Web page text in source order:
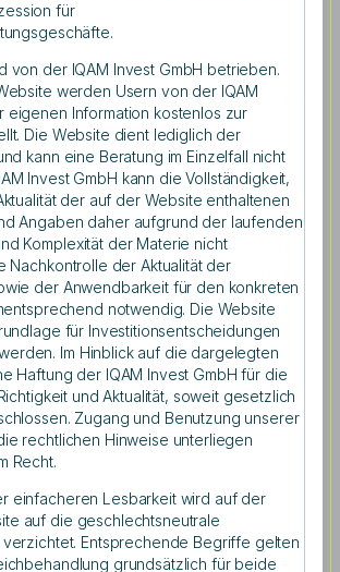
als Herausforderung in
und Ökologisierung der
zentrale Herausforderung für
dar. „Das Finanz- und
ist mehrfach gefordert, nicht nur
sondern auch, weil
Technologien profitiert und
auch unter Druck gerät“, sagt Mag.
Senior Economist,
Institut für Wirtschaftsforschung
Dr. Ulrich Kater über
Zeiten: „Trotz der unruhigen
Konflikten und Inflation
stetig und kräftig.“
für
von der IQAM Invest GmbH betrieben.
werden Usern von der IQAM
eigenen Information kostenlos zur
Die Website dient lediglich der
kann eine Beratung im Einzelfall nicht
Invest GmbH kann die Vollständigkeit,
der auf der Website enthaltenen
Angaben daher aufgrund der laufenden
Komplexität der Materie nicht
Nachkontrolle der Aktualität der
der Anwendbarkeit für den konkreten
notwendig. Die Website
für Investitionsentscheidungen
Im Hinblick auf die dargelegten
Haftung der IQAM Invest GmbH für die
und Aktualität, soweit gesetzlich
Zugang und Benutzung unserer
rechtlichen Hinweise unterliegen
Recht.
einfacheren Lesbarkeit wird auf der
auf die geschlechtsneutrale
Entsprechende Begriffe gelten
grundsätzlich für beide